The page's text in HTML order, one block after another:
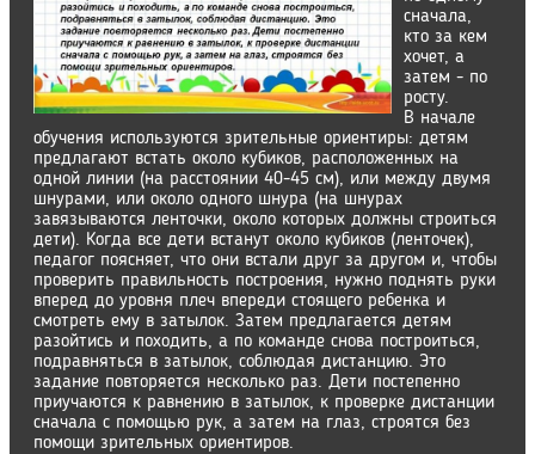
сначала,
кто за кем
хочет, а
затем - по
росту.
В начале
обучения используются зрительные ориентиры: детям
предлагают встать около кубиков, расположенных на
одной линии (на расстоянии 40-45 см), или между двумя
шнурами, или около одного шнура (на шнурах
завязываются ленточки, около которых должны строиться
дети). Когда все дети встанут около кубиков (ленточек),
педагог поясняет, что они встали друг за другом и, чтобы
проверить правильность построения, нужно поднять руки
вперед до уровня плеч впереди стоящего ребенка и
смотреть ему в затылок. Затем предлагается детям
разойтись и походить, а по команде снова построиться,
подравняться в затылок, соблюдая дистанцию. Это
задание повторяется несколько раз. Дети постепенно
приучаются к равнению в затылок, к проверке дистанции
сначала с помощью рук, а затем на глаз, строятся без
помощи зрительных ориентиров.